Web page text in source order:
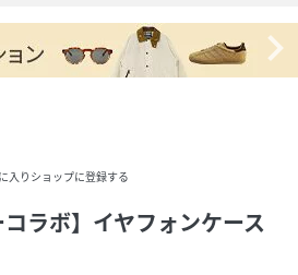
navigate_next
入りショップに登録する
コラボ】イヤフォンケース